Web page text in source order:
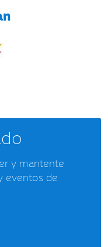
y mantente
eventos de